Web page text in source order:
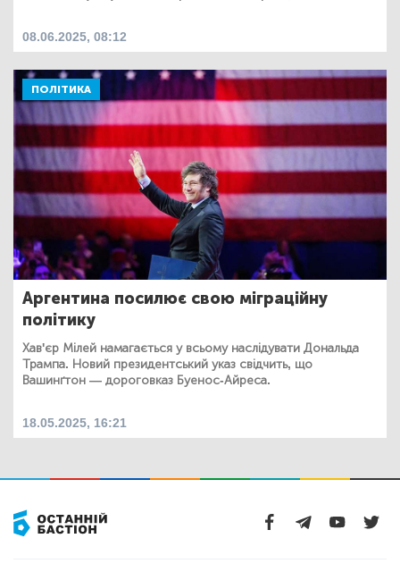
08.06.2025, 08:12
ПОЛІТИКА
Аргентина посилює свою міграційну
політику
Хав'єр Мілей намагається у всьому наслідувати Дональда
Трампа. Новий президентський указ свідчить, що
Вашинґтон — дороговказ Буенос-Айреса.
18.05.2025, 16:21